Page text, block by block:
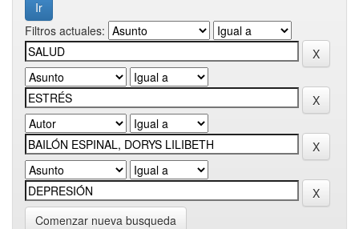
Filtros actuales:
Comenzar nueva busqueda